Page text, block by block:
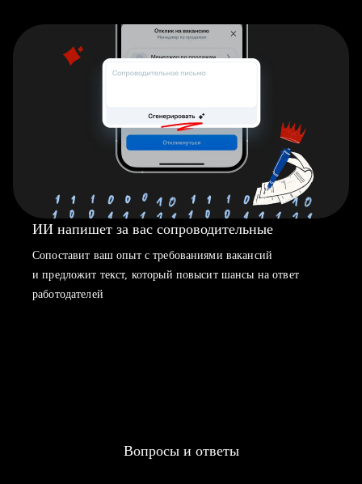
ИИ напишет за вас сопроводительные
Сопоставит ваш опыт с требованиями вакансий
и предложит текст, который повысит шансы на ответ
работодателей
Вопросы и ответы